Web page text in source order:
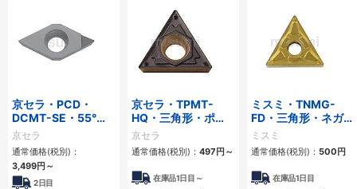
京セラ・PCD・
DCMT-SE・55°ひ
し形・ポジ・穴有・
旋削チップ
京セラ
通常価格(税別)：
3,499円 ～
2日目
京セラ・TPMT-
HQ・三角形・ポ
ジ・穴有・旋削チッ
プ
京セラ
通常価格(税別)： 497円 ～
在庫品1日目～
ミスミ・TNMG-
FD・三角形・ネガ・
穴有・旋削チップ
ミスミ
通常価格(税別)： 500円
在庫品1日目